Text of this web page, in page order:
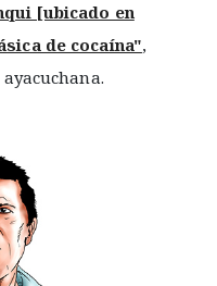
[ubicado en
de cocaína",